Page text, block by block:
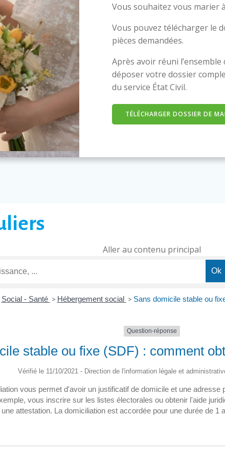
Vous souhaitez vous marier
Vous pouvez télécharger le
pièces demandées.
Après avoir réuni
déposer votre dossier
du service État Civil.
TÉLÉCHARGER DOSSIER DE
Aller au contenu principal
Social - Santé > Hébergement social > Sans domicile stable ou
Question-réponse
stable ou fixe (SDF) : comment
Vérifié le 11/10/2021 - Direction de l'information légale et
vous permet d'avoir un justificatif de domicile et une
vous inscrire sur les listes électorales ou obtenir l'aide
attestation. La domiciliation est accordée pour une durée de 1